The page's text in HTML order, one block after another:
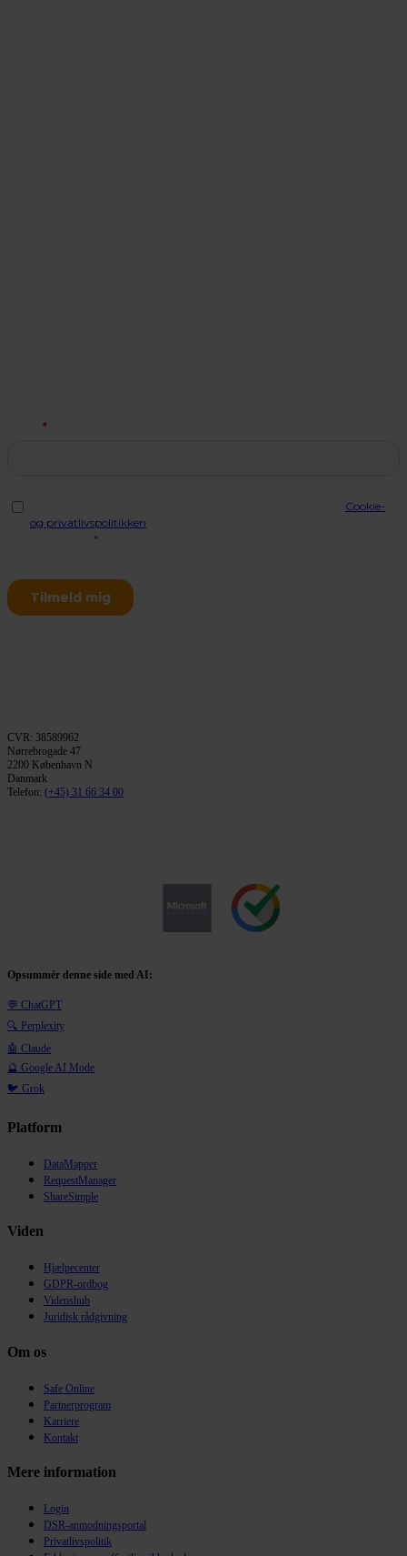
CVR: 38589962
Nørrebrogade 47
2200 København N
Danmark
Telefon: (+45) 31 66 34 00
Opsummér denne side med AI:
💬 ChatGPT
🔍 Perplexity
🤖 Claude
🔮 Google AI Mode
🐦 Grok
Platform
DataMapper
RequestManager
ShareSimple
Viden
Hjælpecenter
GDPR-ordbog
Videnshub
Juridisk rådgivning
Om os
Safe Online
Partnerprogram
Karriere
Kontakt
Mere information
Login
DSR-anmodningsportal
Privatlivspolitik